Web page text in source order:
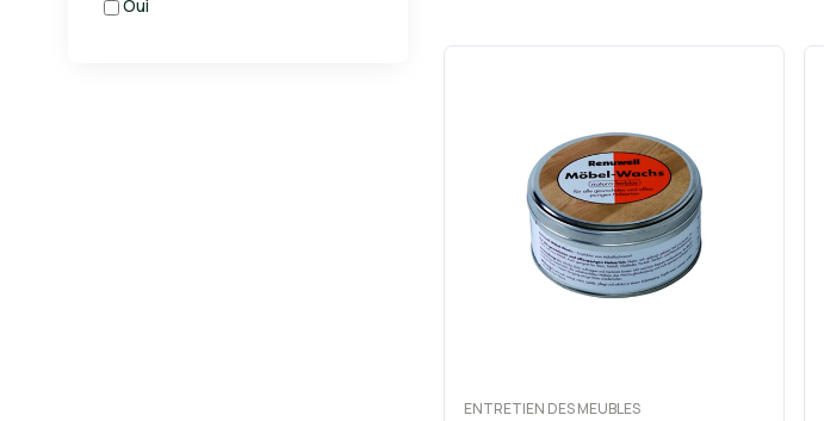
oui
ENTRETIEN DES MEUBLES